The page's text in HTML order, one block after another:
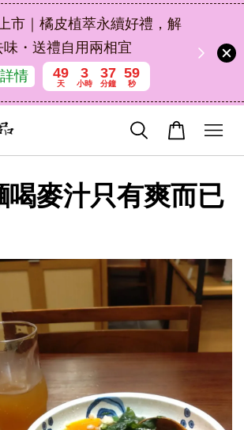
市｜橘皮植萃永續好禮，解
味・送禮自用兩相宜
情
49
天
3
小時
37
分鐘
58
秒
喝麥汁只有爽而已